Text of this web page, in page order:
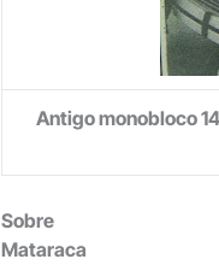
Antigo monobloco
Sobre
Mataraca